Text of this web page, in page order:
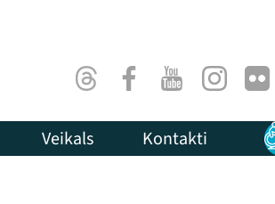
ThreadsFacebookYoutubeInstagram
Flick
Veikals Kontakti